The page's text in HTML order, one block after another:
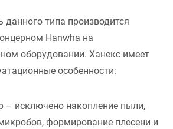
типа производится
Hanwha на
оборудовании. Ханекс имеет
особенности:
– исключено накопление пыли,
формирование плесени и